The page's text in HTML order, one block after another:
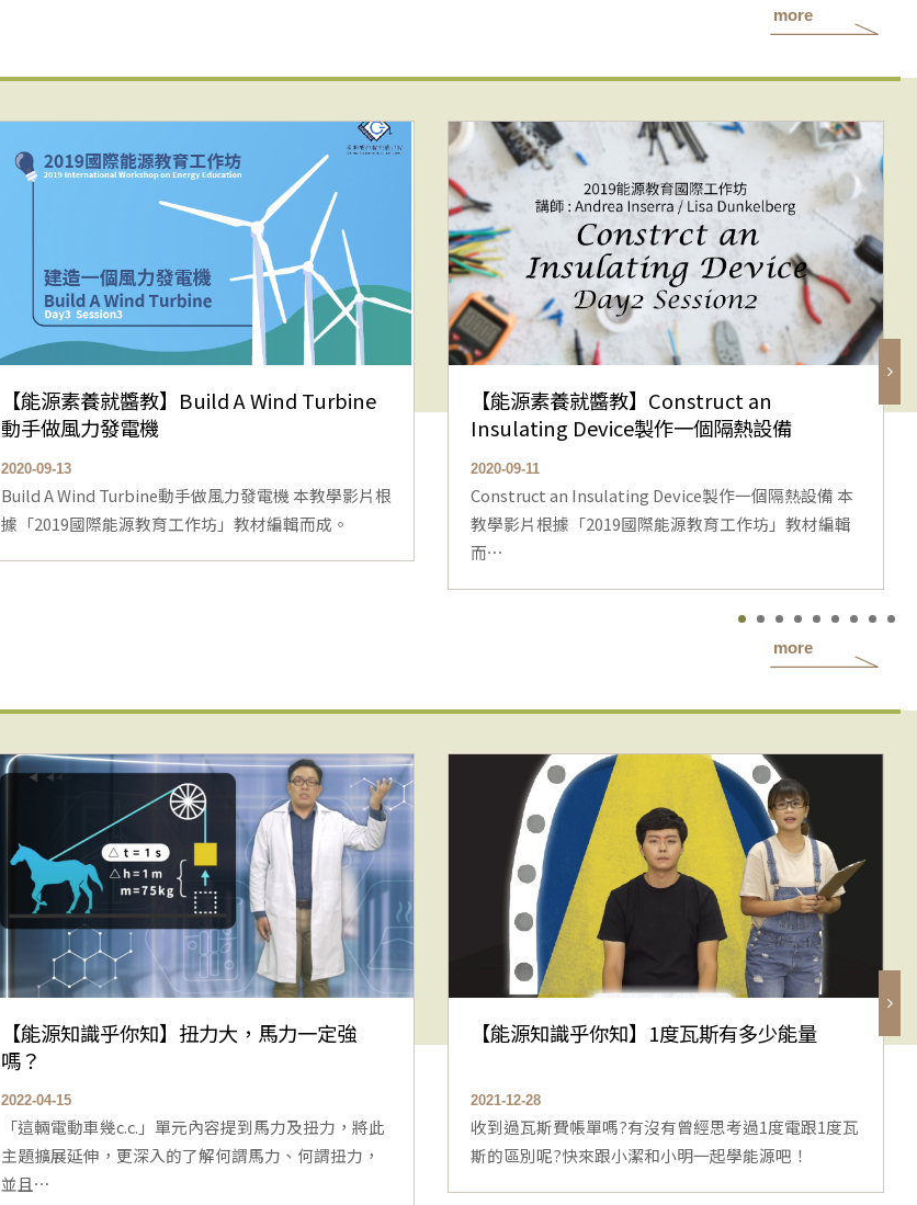
more
【能源素養就醬教】Build A Wind Turbine
動手做風力發電機
2020-09-13
Build A Wind Turbine動手做風力發電機 本教學影片根
據「2019國際能源教育工作坊」教材編輯而成。
【能源素養就醬教】Construct an
Insulating Device製作一個隔熱設備
2020-09-11
Construct an Insulating Device製作一個隔熱設備 本
教學影片根據「2019國際能源教育工作坊」教材編輯
而⋯
more
【能源知識乎你知】扭力大，馬力一定強
嗎？
2022-04-15
「這輛電動車幾c.c.」單元內容提到馬力及扭力，將此
主題擴展延伸，更深入的了解何謂馬力、何謂扭力，
並且⋯
【能源知識乎你知】1度瓦斯有多少能量
2021-12-28
收到過瓦斯費帳單嗎?有沒有曾經思考過1度電跟1度瓦
斯的區別呢?快來跟小潔和小明一起學能源吧！